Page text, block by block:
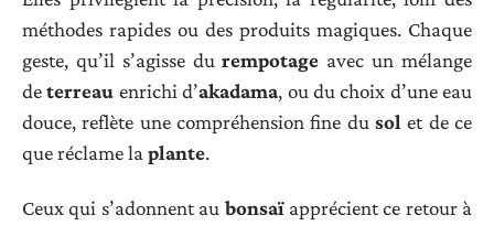
méthodes rapides ou des produits magiques. Chaque
geste, qu’il s’agisse durempotage avec un mélange
deterreau enrichi d’akadama, ou du choix d’une eau
douce, reflète une compréhension fine du sol et de ce
que réclame la plante.
Ceux qui s’adonnent au bonsaïapprécient ce retour à